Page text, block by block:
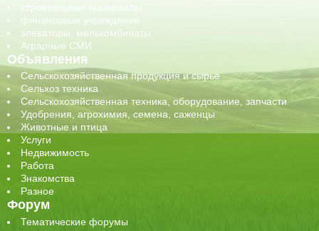
строительные материалы
финансовые учреждения
элеваторы, мелькомбинаты
Аграрные СМИ
Объявления
Сельскохозяйственная продукция и сырье
Сельхоз техника
Сельскохозяйственная техника, оборудование, запчасти
Удобрения, агрохимия, семена, саженцы
Животные и птица
Услуги
Недвижимость
Работа
Знакомства
Разное
Форум
Тематические форумы